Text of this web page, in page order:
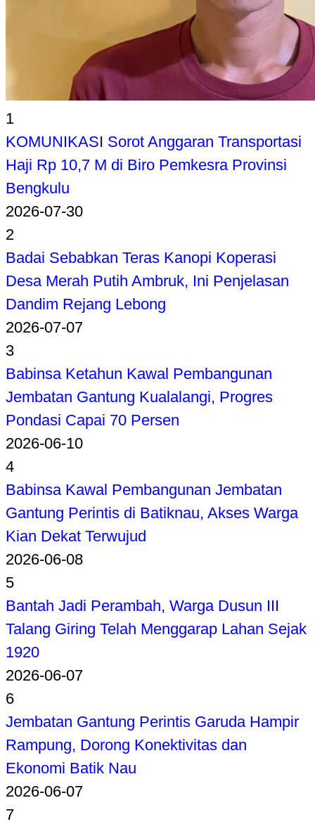
1
KOMUNIKASI Sorot Anggaran Transportasi
Haji Rp 10,7 M di Biro Pemkesra Provinsi
Bengkulu
2026-07-30
2
Badai Sebabkan Teras Kanopi Koperasi
Desa Merah Putih Ambruk, Ini Penjelasan
Dandim Rejang Lebong
2026-07-07
3
Babinsa Ketahun Kawal Pembangunan
Jembatan Gantung Kualalangi, Progres
Pondasi Capai 70 Persen
2026-06-10
4
Babinsa Kawal Pembangunan Jembatan
Gantung Perintis di Batiknau, Akses Warga
Kian Dekat Terwujud
2026-06-08
5
Bantah Jadi Perambah, Warga Dusun III
Talang Giring Telah Menggarap Lahan Sejak
1920
2026-06-07
6
Jembatan Gantung Perintis Garuda Hampir
Rampung, Dorong Konektivitas dan
Ekonomi Batik Nau
2026-06-07
7